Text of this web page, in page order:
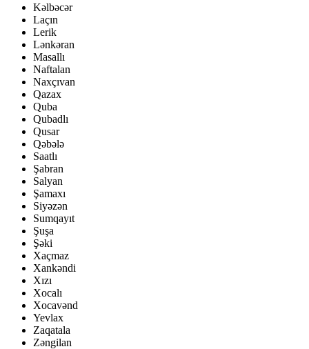
Kəlbəcər
Laçın
Lerik
Lənkəran
Masallı
Naftalan
Naxçıvan
Qazax
Quba
Qubadlı
Qusar
Qəbələ
Saatlı
Şabran
Salyan
Şamaxı
Siyəzən
Sumqayıt
Şuşa
Şəki
Xaçmaz
Xankəndi
Xızı
Xocalı
Xocavənd
Yevlax
Zaqatala
Zəngilan